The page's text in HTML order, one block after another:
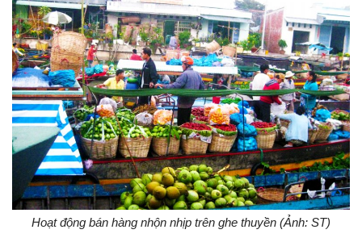
Hoạt động bán hàng nhộn nhịp trên ghe thuyền (Ảnh: ST)